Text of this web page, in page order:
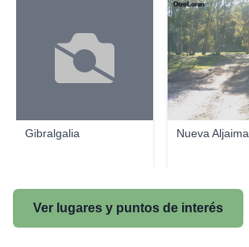
Gibralgalia Nueva Aljaima
OtroLoren
Ver lugares y puntos de interés